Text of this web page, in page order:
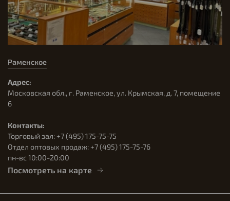
Раменское
Адрес:
Московская обл., г. Раменское, ул. Крымская, д. 7, помещение
6
Контакты:
Торговый зал: +7 (495) 175-75-75
Отдел оптовых продаж: +7 (495) 175-75-76
пн-вс 10:00-20:00
Посмотреть на карте